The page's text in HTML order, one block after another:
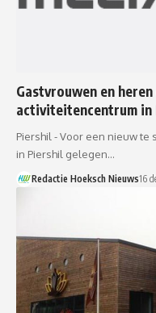
Gastvrouwen en
activiteitencentrum in
Piershil - Voor een nieuw te
in Piershil gelegen…
Redactie Hoeksch Nieuws16